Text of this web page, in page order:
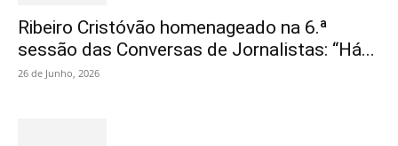
Ribeiro Cristóvão homenageado na 6.ª
sessão das Conversas de Jornalistas: “Há...
26 de Junho, 2026